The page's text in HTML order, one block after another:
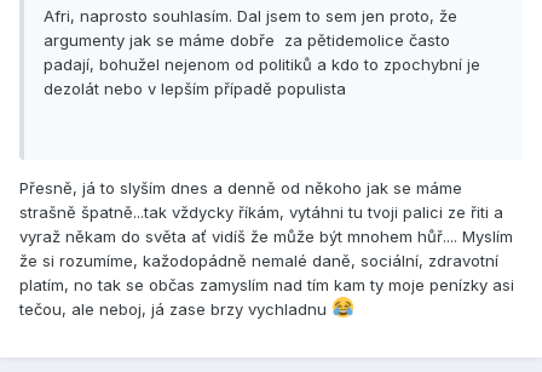
Afri, naprosto souhlasím. Dal jsem to sem jen proto, že
argumenty jak se máme dobře za pětidemolice často
padají, bohužel nejenom od politiků a kdo to zpochybní je
dezolát nebo v lepším případě populista
Přesně, já to slyším dnes a denně od někoho jak se máme
strašně špatně...tak vždycky říkám, vytáhni tu tvoji palici ze řiti a
vyraž někam do světa ať vidíš že může být mnohem hůř.... Myslím
že si rozumíme, kažodopádně nemalé daně, sociální, zdravotní
platím, no tak se občas zamyslím nad tím kam ty moje penízky asi
tečou, ale neboj, já zase brzy vychladnu